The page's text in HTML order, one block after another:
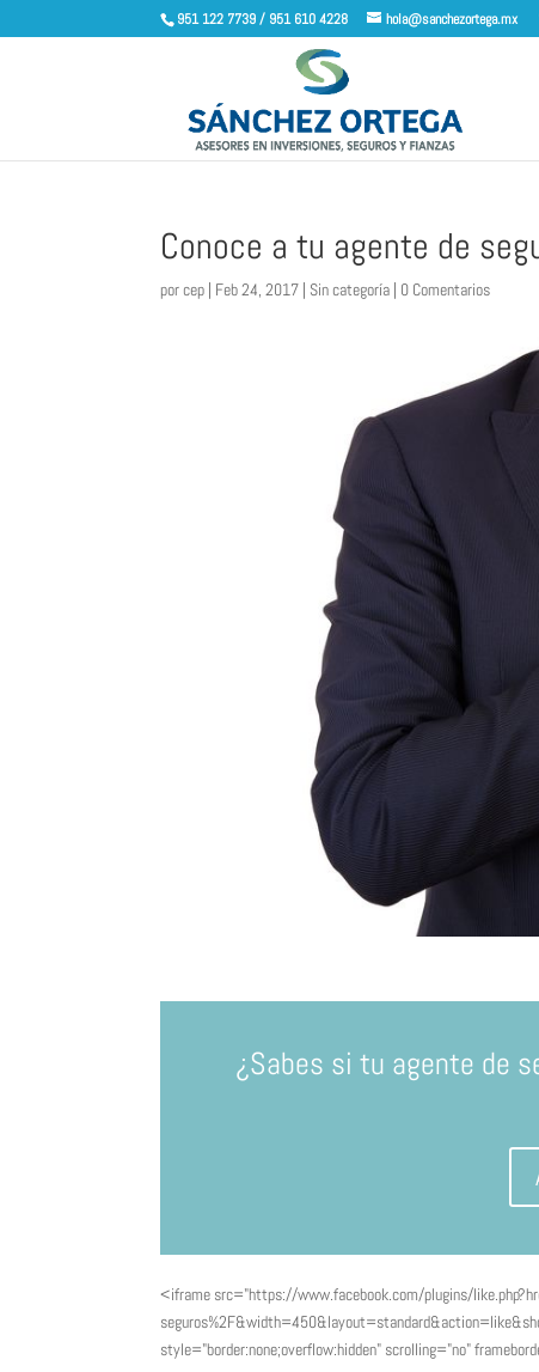
951 122 7739 / 951 610 4228 hola@sanchezortega.mx
Conoce a tu agente de
porcep | Feb 24, 2017 | Sin categoría | 0 Comentarios
¿Sabes si tu agente de
<iframe src="https://www.facebook.com/plugins/
style="border:none;overflow:hidden" scrolling="no"